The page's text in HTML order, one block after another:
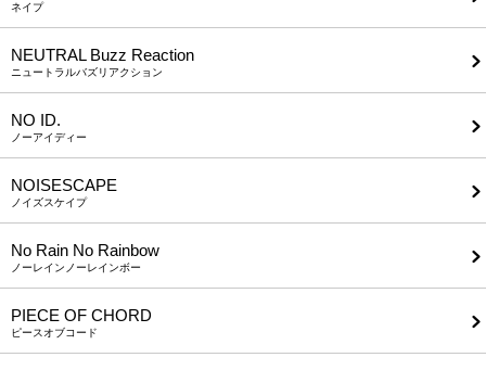
ネイプ
NEUTRAL Buzz Reaction
ニュートラルバズリアクション
NO ID.
ノーアイディー
NOISESCAPE
ノイズスケイプ
No Rain No Rainbow
ノーレインノーレインボー
PIECE OF CHORD
ピースオブコード